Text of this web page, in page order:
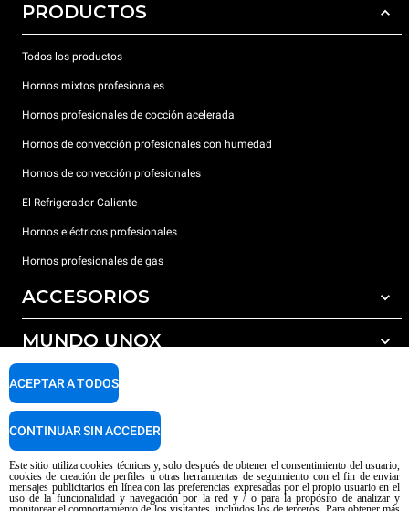
PRODUCTOS
Todos los productos
Hornos mixtos profesionales
Hornos profesionales de cocción acelerada
Hornos de convección profesionales con humedad
Hornos de convección profesionales
El Refrigerador Caliente
Hornos eléctricos profesionales
Hornos profesionales de gas
ACCESORIOS
Todos los accesorios
Detergentes para lavado automático
Detergentes para lavado manual
Tratamiento de agua con filtros de resina
MUNDO UNOX
Nuestras sedes en el mundo
SOPORTE
Garantía Unox
Centros de servicio técnico
Aviso sobre el contenido generado por IA
Privacy policy Cookie policy
Este sitio utiliza cookies técnicas y, solo después de obtener el consentimiento del usuario,
cookies de creación de perfiles u otras herramientas de seguimiento con el fin de enviar
mensajes publicitarios en línea con las preferencias expresadas por el propio usuario en el
uso de la funcionalidad y navegación por la red y / o para la propósito de analizar y
ACEPTAR A TODOS
CONTINUAR SIN ACCEDER